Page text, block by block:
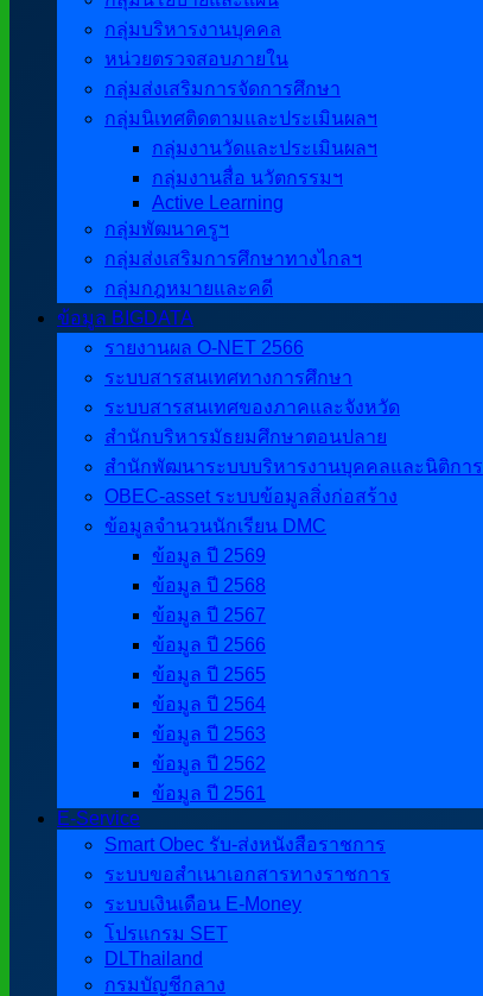
กลุ่มบริหารงานบุคคล
หน่วยตรวจสอบภายใน
กลุ่มส่งเสริมการจัดการศึกษา
กลุ่มนิเทศติดตามและประเมินผลฯ
กลุ่มงานวัดและประเมินผลฯ
กลุ่มงานสื่อ นวัตกรรมฯ
Active Learning
กลุ่มพัฒนาครูฯ
กลุ่มส่งเสริมการศึกษาทางไกลฯ
กลุ่มกฎหมายและคดี
ข้อมูล BIGDATA
รายงานผล O-NET 2566
ระบบสารสนเทศทางการศึกษา
ระบบสารสนเทศของภาคและจังหวัด
สำนักบริหารมัธยมศึกษาตอนปลาย
สำนักพัฒนาระบบบริหารงานบุคคลและนิติการ
OBEC-asset ระบบข้อมูลสิ่งก่อสร้าง
ข้อมูลจำนวนนักเรียน DMC
ข้อมูล ปี 2569
ข้อมูล ปี 2568
ข้อมูล ปี 2567
ข้อมูล ปี 2566
ข้อมูล ปี 2565
ข้อมูล ปี 2564
ข้อมูล ปี 2563
ข้อมูล ปี 2562
ข้อมูล ปี 2561
E-Service
Smart Obec รับ-ส่งหนังสือราชการ
ระบบขอสำเนาเอกสารทางราชการ
ระบบเงินเดือน E-Money
โปรแกรม SET
DLThailand
กรมบัญชีกลาง